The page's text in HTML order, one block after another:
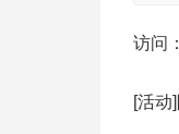
访问：
[活动